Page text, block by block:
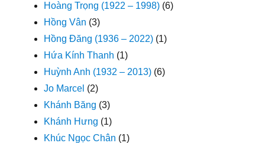
Hoàng Trọng (1922 – 1998) (6)
Hồng Vân (3)
Hồng Đăng (1936 – 2022) (1)
Hứa Kính Thanh (1)
Huỳnh Anh (1932 – 2013) (6)
Jo Marcel (2)
Khánh Băng (3)
Khánh Hưng (1)
Khúc Ngọc Chân (1)